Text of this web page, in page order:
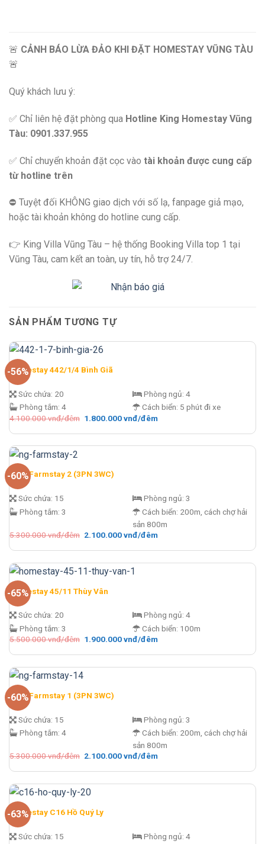
🚨 CẢNH BÁO LỪA ĐẢO KHI ĐẶT HOMESTAY VŨNG TÀU
🚨
Quý khách lưu ý:
✅ Chỉ liên hệ đặt phòng qua Hotline King Homestay Vũng
Tàu: 0901.337.955
✅ Chỉ chuyển khoản đặt cọc vào tài khoản được cung cấp
từ hotline trên
⛔️ Tuyệt đối KHÔNG giao dịch với số lạ, fanpage giả mạo,
hoặc tài khoản không do hotline cung cấp.
👉 King Villa Vũng Tàu – hệ thống Booking Villa top 1 tại
Vũng Tàu, cam kết an toàn, uy tín, hỗ trợ 24/7.
SẢN PHẨM TƯƠNG TỰ
-56%
Homestay 442/1/4 Bình Giã
Sức chứa: 20
Phòng tắm: 4
Phòng ngủ: 4
Cách biển: 5 phút đi xe
4.100.000vnđ/đêm Giá
là:
đêm.
1.800.000vnđ/đêmGiá
tại
1.800.000 vnđ/
-60%
N&G Farmstay 2 (3PN 3WC)
Sức chứa: 15
Phòng tắm: 3
Phòng ngủ: 3
Cách biển: 200m, cách chợ hải
sản 800m
5.300.000vnđ/đêm Giá
là:
đêm.
2.100.000vnđ/đêmGiá
tại
2.100.000 vnđ/
-65%
Homestay 45/11 Thùy Vân
Sức chứa: 20
Phòng tắm: 3
Phòng ngủ: 4
Cách biển: 100m
5.500.000vnđ/đêm Giá
là:
đêm.
1.900.000vnđ/đêmGiá
tại
1.900.000 vnđ/
-60%
N&G Farmstay 1 (3PN 3WC)
Sức chứa: 15
Phòng tắm: 4
Phòng ngủ: 3
Cách biển: 200m, cách chợ hải
sản 800m
5.300.000vnđ/đêm Giá
là:
đêm.
2.100.000vnđ/đêmGiá
tại
2.100.000 vnđ/
-63%
Homestay C16 Hồ Quý Ly
Sức chứa: 15
Phòng ngủ: 4